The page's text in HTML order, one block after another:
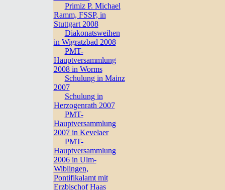
Primiz P. Michael
Ramm, FSSP, in
Stuttgart 2008
Diakonatsweihen
in Wigratzbad 2008
PMT-
Hauptversammlung
2008 in Worms
Schulung in Mainz
2007
Schulung in
Herzogenrath 2007
PMT-
Hauptversammlung
2007 in Kevelaer
PMT-
Hauptversammlung
2006 in Ulm-
Wiblingen,
Pontifikalamt mit
Erzbischof Haas